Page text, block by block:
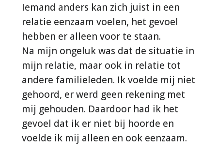
Iemand anders kan zich juist in een
relatie eenzaam voelen, het gevoel
hebben er alleen voor te staan.
Na mijn ongeluk was dat de situatie in
mijn relatie, maar ook in relatie tot
andere familieleden. Ik voelde mij niet
gehoord, er werd geen rekening met
mij gehouden. Daardoor had ik het
gevoel dat ik er niet bij hoorde en
voelde ik mij alleen en ook eenzaam.